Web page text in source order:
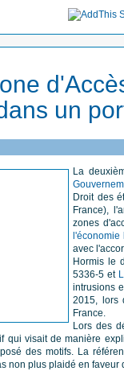
un
La
Droit des
France),
zones
l'économie
avec
Hormis le
5336-5 etL
intrusions
2015, lors
France.
Lors des
qui visait de manière
des motifs. La
non plus plaidé en faveur